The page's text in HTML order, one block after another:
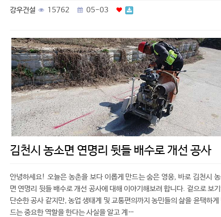
강우건설 15762 05-03
김천시 농소면 연명리 뒷들 배수로 개선 공사
안녕하세요! 오늘은 농촌을 보다 이롭게 만드는 숨은 영웅, 바로 김천시
면 연명리 뒷들 배수로 개선 공사에 대해 이야기해보려 합니다. 겉으로 보
단순한 공사 같지만, 농업 생태계 및 교통편의까지 농민들의 삶을 윤택하게
드는 중요한 역할을 한다는 사실을 알고 계…